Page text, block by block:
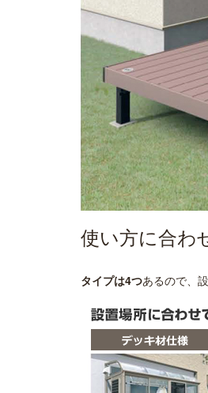
使い方に合わ
タイプは4つあるので、